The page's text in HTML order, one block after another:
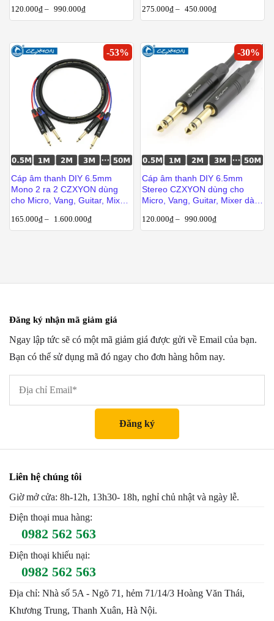
120.000₫ – 990.000₫ 275.000₫ – 450.000₫
-53%
Cáp âm thanh DIY 6.5mm
Mono 2 ra 2 CZXYON dùng
cho Micro, Vang, Guitar, Mixer
165.000₫ – 1.600.000₫
-30%
Cáp âm thanh DIY 6.5mm
Stereo CZXYON dùng cho
Micro, Vang, Guitar, Mixer dài
120.000₫ – 990.000₫
Đăng ký nhận mã giảm giá
Ngay lập tức sẽ có một mã giảm giá được gửi về Email của bạn.
Bạn có thể sử dụng mã đó ngay cho đơn hàng hôm nay.
Liên hệ chúng tôi
Giờ mở cửa: 8h-12h, 13h30- 18h, nghỉ chủ nhật và ngày lễ.
Điện thoại mua hàng:
0982 562 563
Điện thoại khiếu nại:
0982 562 563
Địa chỉ: Nhà số 5A - Ngõ 71, hẻm 71/14/3 Hoàng Văn Thái,
Khương Trung, Thanh Xuân, Hà Nội.